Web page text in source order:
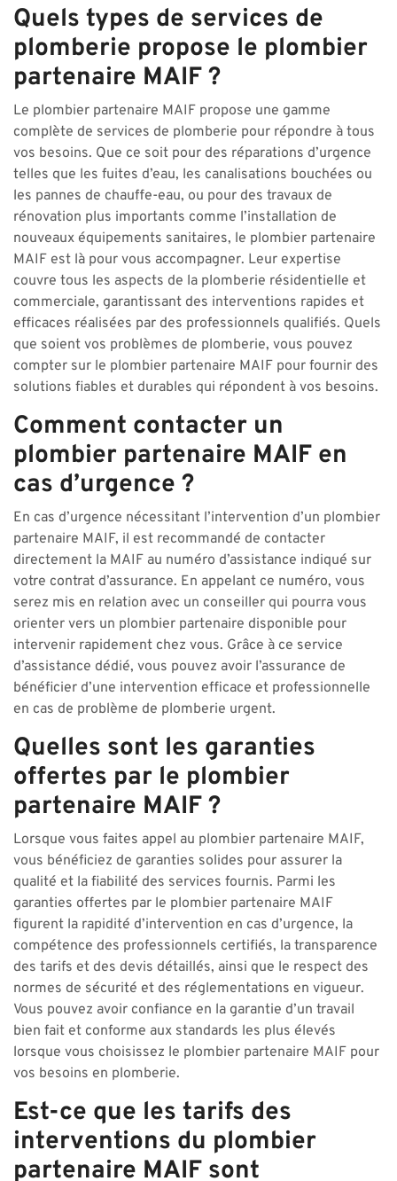
Quels types de services de
plomberie propose le plombier
partenaire MAIF ?
Le plombier partenaire MAIF propose une gamme
complète de services de plomberie pour répondre à tous
vos besoins. Que ce soit pour des réparations d’urgence
telles que les fuites d’eau, les canalisations bouchées ou
les pannes de chauffe-eau, ou pour des travaux de
rénovation plus importants comme l’installation de
nouveaux équipements sanitaires, le plombier partenaire
MAIF est là pour vous accompagner. Leur expertise
couvre tous les aspects de la plomberie résidentielle et
commerciale, garantissant des interventions rapides et
efficaces réalisées par des professionnels qualifiés. Quels
que soient vos problèmes de plomberie, vous pouvez
compter sur le plombier partenaire MAIF pour fournir des
solutions fiables et durables qui répondent à vos besoins.
Comment contacter un
plombier partenaire MAIF en
cas d’urgence ?
En cas d’urgence nécessitant l’intervention d’un plombier
partenaire MAIF, il est recommandé de contacter
directement la MAIF au numéro d’assistance indiqué sur
votre contrat d’assurance. En appelant ce numéro, vous
serez mis en relation avec un conseiller qui pourra vous
orienter vers un plombier partenaire disponible pour
intervenir rapidement chez vous. Grâce à ce service
d’assistance dédié, vous pouvez avoir l’assurance de
bénéficier d’une intervention efficace et professionnelle
en cas de problème de plomberie urgent.
Quelles sont les garanties
offertes par le plombier
partenaire MAIF ?
Lorsque vous faites appel au plombier partenaire MAIF,
vous bénéficiez de garanties solides pour assurer la
qualité et la fiabilité des services fournis. Parmi les
garanties offertes par le plombier partenaire MAIF
figurent la rapidité d’intervention en cas d’urgence, la
compétence des professionnels certifiés, la transparence
des tarifs et des devis détaillés, ainsi que le respect des
normes de sécurité et des réglementations en vigueur.
Vous pouvez avoir confiance en la garantie d’un travail
bien fait et conforme aux standards les plus élevés
lorsque vous choisissez le plombier partenaire MAIF pour
vos besoins en plomberie.
Est-ce que les tarifs des
interventions du plombier
partenaire MAIF sont